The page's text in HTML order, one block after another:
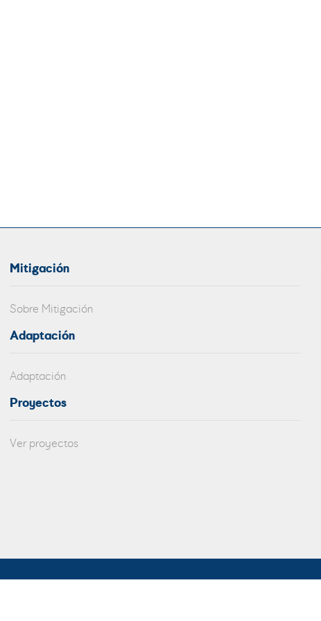
Mitigación
Sobre Mitigación
Adaptación
Adaptación
Proyectos
Ver proyectos